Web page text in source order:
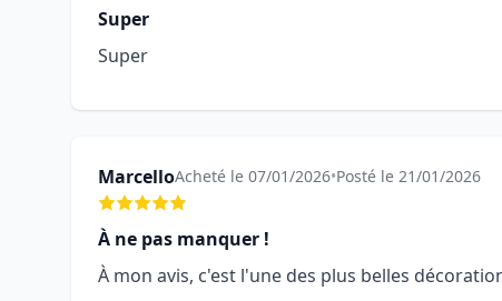
Super
Super
MarcelloAcheté le 07/01/2026•Posté le 21/01/2026
À ne pas manquer !
À mon avis, c'est l'une des plus belles